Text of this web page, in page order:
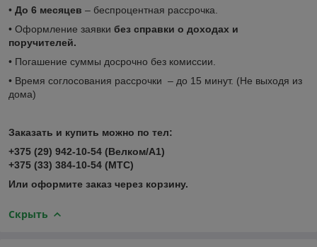
• До 6 месяцев – беспроцентная рассрочка.
• Оформление заявки без справки о доходах и
поручителей.
• Погашение суммы досрочно без комиссии.
• Время соглосования рассрочки – до 15 минут. (Не выходя из
дома)
Заказать и купить можно по тел:
+375 (29) 942-10-54 (Велком/А1)
+375 (33) 384-10-54 (МТС)
Или оформите заказ через корзину.
Скрыть